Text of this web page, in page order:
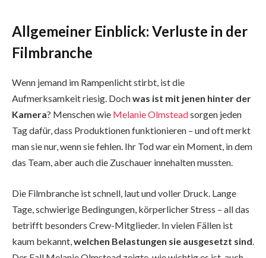
Allgemeiner Einblick: Verluste in der
Filmbranche
Wenn jemand im Rampenlicht stirbt, ist die
Aufmerksamkeit riesig. Dochwas ist mit jenen hinter der
Kamera? Menschen wie Melanie Olmsteadsorgen jeden
Tag dafür, dass Produktionen funktionieren – und oft merkt
man sie nur, wenn sie fehlen. Ihr Tod war ein Moment, in dem
das Team, aber auch die Zuschauer innehalten mussten.
Die Filmbranche ist schnell, laut und voller Druck. Lange
Tage, schwierige Bedingungen, körperlicher Stress – all das
betrifft besonders Crew-Mitglieder. In vielen Fällen ist
kaum bekannt, welchen Belastungen sie ausgesetzt sind